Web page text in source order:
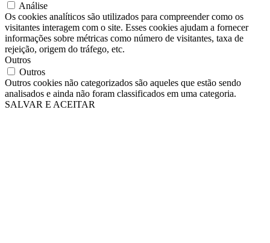
Análise
Os cookies analíticos são utilizados para compreender como os
visitantes interagem com o site. Esses cookies ajudam a fornecer
informações sobre métricas como número de visitantes, taxa de
rejeição, origem do tráfego, etc.
Outros
Outros
Outros cookies não categorizados são aqueles que estão sendo
analisados e ainda não foram classificados em uma categoria.
SALVAR E ACEITAR